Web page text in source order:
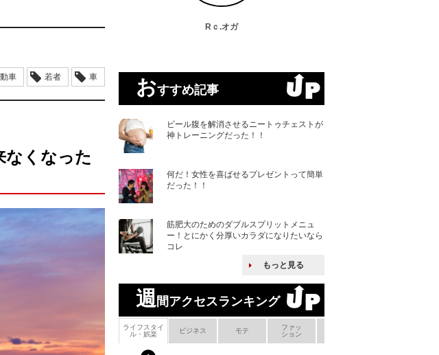
車 若者 車
くなった
Rｃ.オガ
おすすめ記事
ビール腹を解消させるニートゥチェストが
神トレーニングだった！！
何だ！女性を喜ばせるプレゼントって簡単
だった！！
筋肥大のためのダブルスプリットメニュ
ー！とにかく分厚いカラダになりたいなら
コレ
もっと見る
週間アクセスランキング
ライフスタイ
ル・娯楽
ビジネス モテ
ファッ
ション